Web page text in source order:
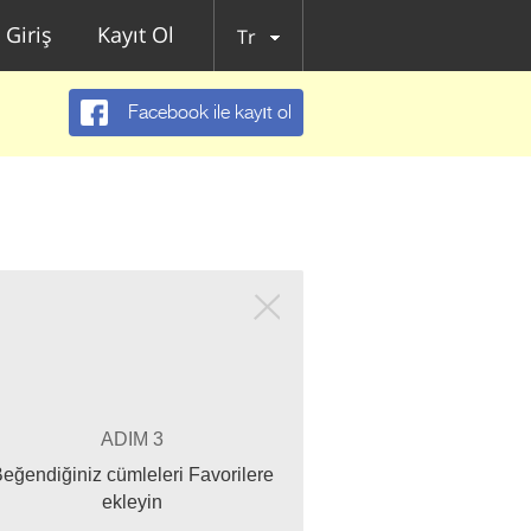
Giriş Kayıt Ol Tr
Facebook ile kayıt ol
ADIM 3
cümleleri Favorilere
ekleyin